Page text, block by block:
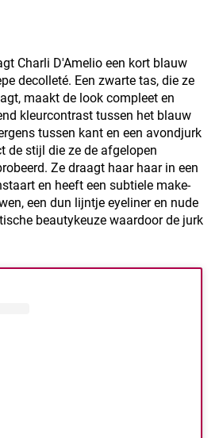
Charli D'Amelio een kort blauw
decolleté. Een zwarte tas, die ze
maakt de look compleet en
kleurcontrast tussen het blauw
tussen kant en een avondjurk
de stijl die ze de afgelopen
Ze draagt haar haar in een
en heeft een subtiele make-
een dun lijntje eyeliner en nude
beautykeuze waardoor de jurk